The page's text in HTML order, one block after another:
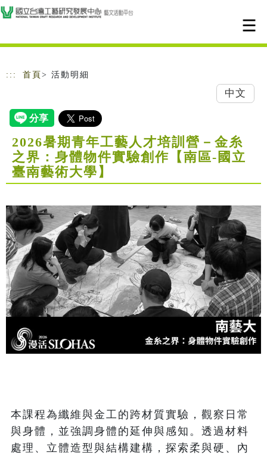
跳到主要內容
網站導覽
::: 首頁 > 活動明細
中文
2026暑期青年工藝人才培訓營－金糸
之界：身體物件實驗創作【南區-國立
臺南藝術大學】
本課程為纖維與金工的跨材質實驗，觀察日常
與身體，並強調身體的延伸與感知。透過材料
處理、立體造型與結構建構，探索柔與硬、內